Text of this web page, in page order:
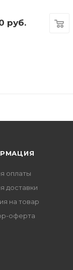
руб.
оплаты
доставки
на товар
оферта